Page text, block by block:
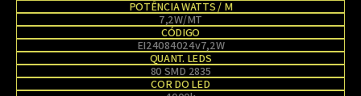
POTÊNCIA WATTS / M
7,2W/MT
CÓDIGO
EI24084024v7,2W
QUANT. LEDS
80 SMD 2835
COR DO LED